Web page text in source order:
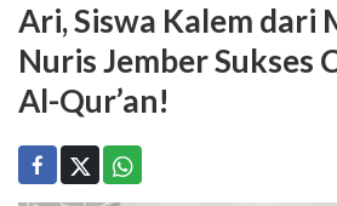
Ari, Siswa Kalem dari
Nuris Jember Sukses
Al-Qur’an!